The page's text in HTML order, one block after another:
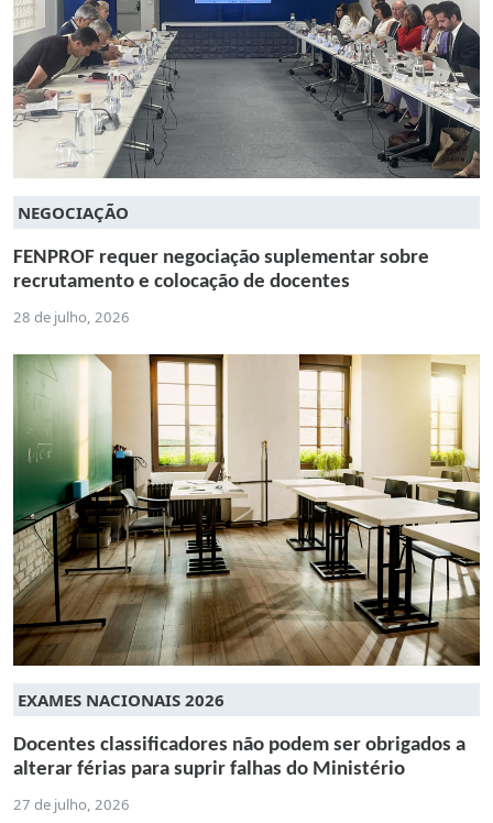
NEGOCIAÇÃO
FENPROF requer negociação suplementar sobre
recrutamento e colocação de docentes
28 de julho, 2026
EXAMES NACIONAIS 2026
Docentes classificadores não podem ser obrigados a
alterar férias para suprir falhas do Ministério
27 de julho, 2026